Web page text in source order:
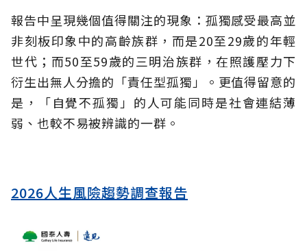
報告中呈現幾個值得關注的現象：孤獨感受最高並
非刻板印象中的高齡族群，而是20至29歲的年輕
世代；而50至59歲的三明治族群，在照護壓力下
衍生出無人分擔的「責任型孤獨」。更值得留意的
是，「自覺不孤獨」的人可能同時是社會連結薄
弱、也較不易被辨識的一群。
2026人生風險趨勢調查報告